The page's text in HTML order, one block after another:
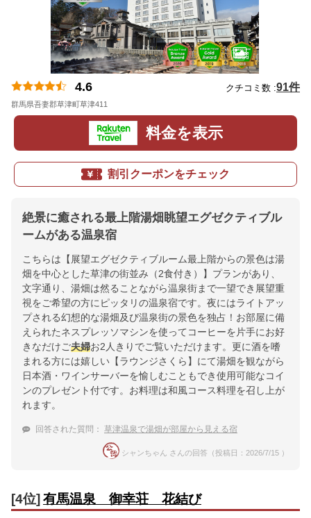
4.6 クチコミ数 :91件
群馬県吾妻郡草津町草津411
料金を表示
割引クーポンをチェック
絶景に癒される最上階湯畑眺望エグゼクティブル
ームがある温泉宿
こちらは【展望エグゼクティブルーム最上階からの景色は湯
畑を中心とした草津の街並み（2食付き）】プランがあり、
文字通り、湯畑は然ることながら温泉街まで一望でき展望重
視をご希望の方にピッタリの温泉宿です。夜にはライトアッ
プされる幻想的な湯畑及び温泉街の景色を独占！お部屋に備
えられたネスプレッソマシンを使ってコーヒーを片手にお好
きなだけご夫婦お2人きりでご覧いただけます。更に酒を嗜
まれる方には嬉しい【ラウンジさくら】にて湯畑を観ながら
日本酒・ワインサーバーを愉しむこともでき使用可能なコイ
ンのプレゼント付です。お料理は和風コース料理を召し上が
れます。
回答された質問： 草津温泉で湯畑が部屋から見える宿
シャンちゃん さんの回答（投稿日：2026/7/15 ）
[4位] 有馬温泉 御幸荘 花結び